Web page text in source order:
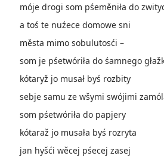
móje drogi som pśeměniła do
a toś te nuźece domowe sni
města mimo sobulutosći –
som je pśetwóriła do śamnego
kótaryž jo musał byś rozbity
sebje samu ze wšymi swójimi
som pśetwóriła do papjery
kótaraž jo musała byś rozryta
jan hyšći wěcej pśecej zasej